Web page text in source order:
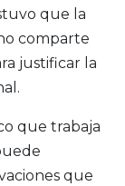
que la
comparte
justificar la
que trabaja
que